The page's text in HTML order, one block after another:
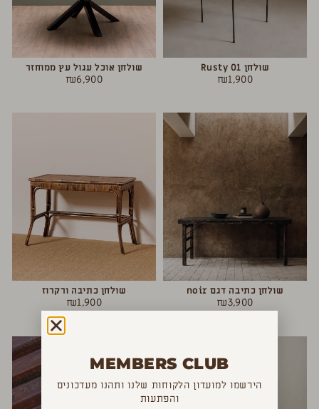
שולחן Rusty 01
₪1,900
שולחן אוכל עגול עץ ממוחזר
₪6,900
שולחן כתיבה דגם noir
₪3,900
שולחן כתיבה ורקרוז
₪1,900
MEMBERS CLUB
הירשמו למועדון הלקוחות שלנו ותהנו מעדכונים
והפתעות